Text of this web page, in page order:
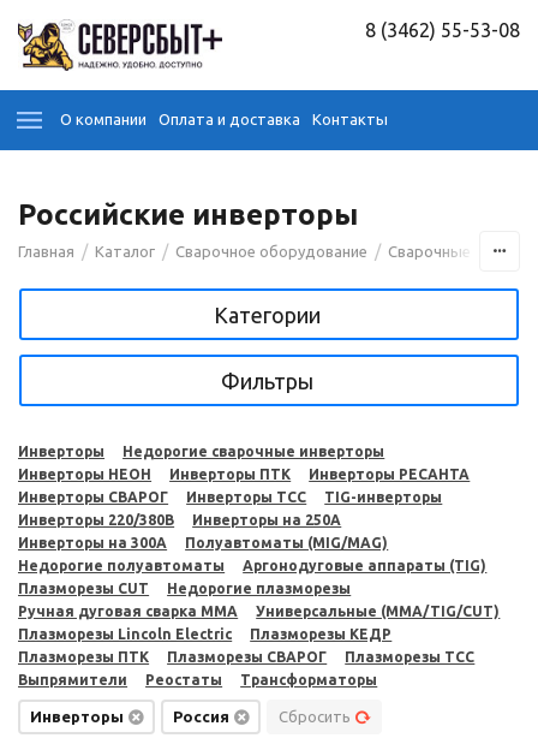
8 (3462) 55-53-08
О компании Оплата и доставка Контакты
Российские инверторы
Главная / Каталог / Сварочное оборудование / Сварочные
Категории
Фильтры
Инверторы
Недорогие сварочные инверторы
Инверторы НЕОН
Инверторы ПТК
Инверторы РЕСАНТА
Инверторы СВАРОГ
Инверторы ТСС
TIG-инверторы
Инверторы 220/380В
Инверторы на 250A
Инверторы на 300A
Полуавтоматы (MIG/MAG)
Недорогие полуавтоматы
Аргонодуговые аппараты (TIG)
Плазморезы CUT
Недорогие плазморезы
Ручная дуговая сварка MMA
Универсальные (MMA/TIG/CUT)
Плазморезы Lincoln Electric
Плазморезы КЕДР
Плазморезы ПТК
Плазморезы СВАРОГ
Плазморезы ТСС
Выпрямители
Реостаты Трансформаторы
Инверторы Россия Сбросить